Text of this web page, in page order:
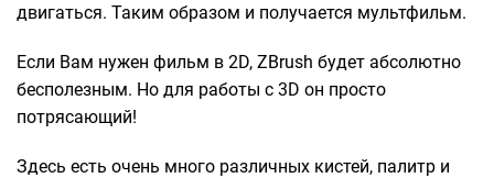
двигаться. Таким образом и получается мультфильм.
Если Вам нужен фильм в 2D, ZBrush будет абсолютно
бесполезным. Но для работы с 3D он просто
потрясающий!
Здесь есть очень много различных кистей, палитр и